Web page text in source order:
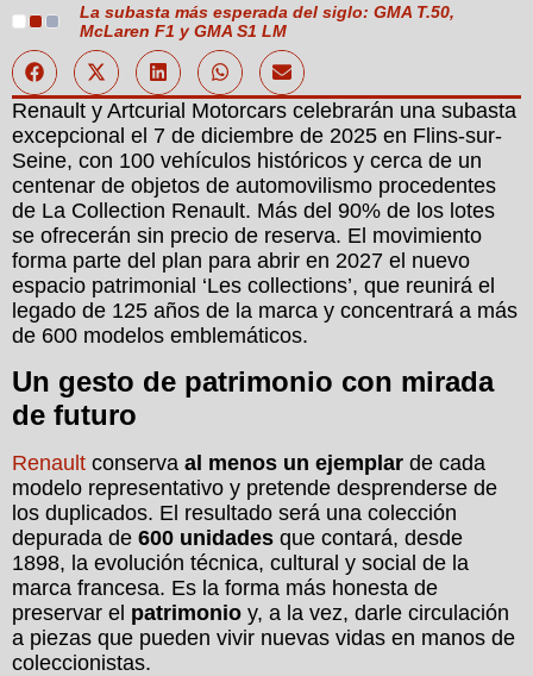
La subasta más esperada del siglo: GMA T.50,
McLaren F1 y GMA S1 LM
Renault y Artcurial Motorcars celebrarán una subasta
excepcional el 7 de diciembre de 2025 en Flins-sur-
Seine, con 100 vehículos históricos y cerca de un
centenar de objetos de automovilismo procedentes
de La Collection Renault. Más del 90% de los lotes
se ofrecerán sin precio de reserva. El movimiento
forma parte del plan para abrir en 2027 el nuevo
espacio patrimonial ‘Les collections’, que reunirá el
legado de 125 años de la marca y concentrará a más
de 600 modelos emblemáticos.
Un gesto de patrimonio con mirada
de futuro
Renault conserva al menos un ejemplar de cada
modelo representativo y pretende desprenderse de
los duplicados. El resultado será una colección
depurada de 600 unidades que contará, desde
1898, la evolución técnica, cultural y social de la
marca francesa. Es la forma más honesta de
preservar el patrimonio y, a la vez, darle circulación
a piezas que pueden vivir nuevas vidas en manos de
coleccionistas.